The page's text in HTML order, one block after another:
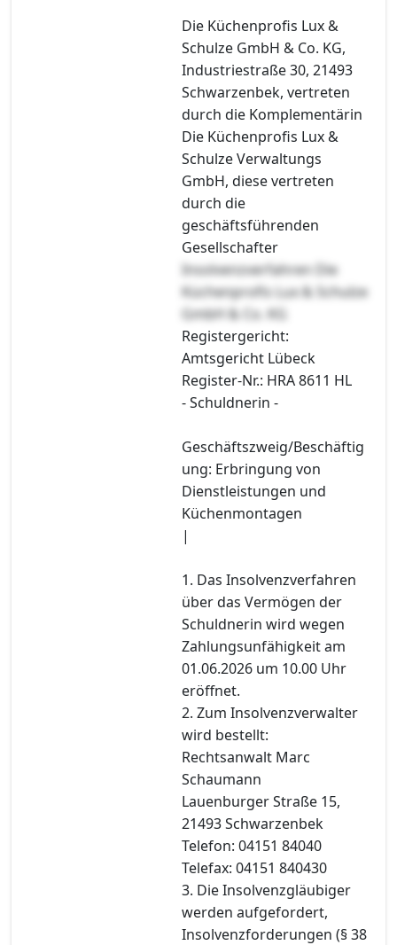
Die Küchenprofis Lux &
Schulze GmbH & Co. KG,
Industriestraße 30, 21493
Schwarzenbek, vertreten
durch die Komplementärin
Die Küchenprofis Lux &
Schulze Verwaltungs
GmbH, diese vertreten
durch die
geschäftsführenden
Gesellschafter
Insolvenzverfahren Die
Küchenprofis Lux & Schulze
GmbH & Co. KG
Registergericht:
Amtsgericht Lübeck
Register-Nr.: HRA 8611 HL
- Schuldnerin -
Geschäftszweig/Beschäftig
ung: Erbringung von
Dienstleistungen und
Küchenmontagen
|
1. Das Insolvenzverfahren
über das Vermögen der
Schuldnerin wird wegen
Zahlungsunfähigkeit am
01.06.2026 um 10.00 Uhr
eröffnet.
2. Zum Insolvenzverwalter
wird bestellt:
Rechtsanwalt Marc
Schaumann
Lauenburger Straße 15,
21493 Schwarzenbek
Telefon: 04151 84040
Telefax: 04151 840430
3. Die Insolvenzgläubiger
werden aufgefordert,
Insolvenzforderungen (§ 38